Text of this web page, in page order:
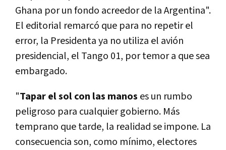
Ghana por un fondo acreedor de la Argentina".
El editorial remarcó que para no repetir el
error, la Presidenta ya no utiliza el avión
presidencial, el Tango 01, por temor a que sea
embargado.
"Tapar el sol con las manos es un rumbo
peligroso para cualquier gobierno. Más
temprano que tarde, la realidad se impone. La
consecuencia son, como mínimo, electores